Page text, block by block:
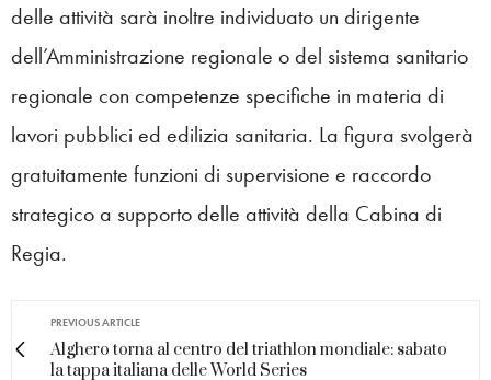
delle attività sarà inoltre individuato un dirigente
dell’Amministrazione regionale o del sistema sanitario
regionale con competenze specifiche in materia di
lavori pubblici ed edilizia sanitaria. La figura svolgerà
gratuitamente funzioni di supervisione e raccordo
strategico a supporto delle attività della Cabina di
Regia.
PREVIOUS ARTICLE
Alghero torna al centro del triathlon mondiale: sabato
la tappa italiana delle World Series